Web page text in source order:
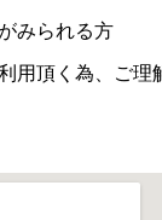
みられる方
用頂く為、ご理